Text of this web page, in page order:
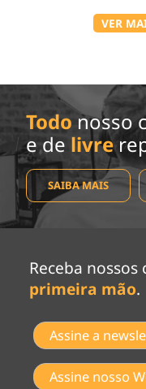
VER
Todo nosso
e de livre
SAIBA MAIS
Receba
primeira mão.
Assine a
Assine nosso